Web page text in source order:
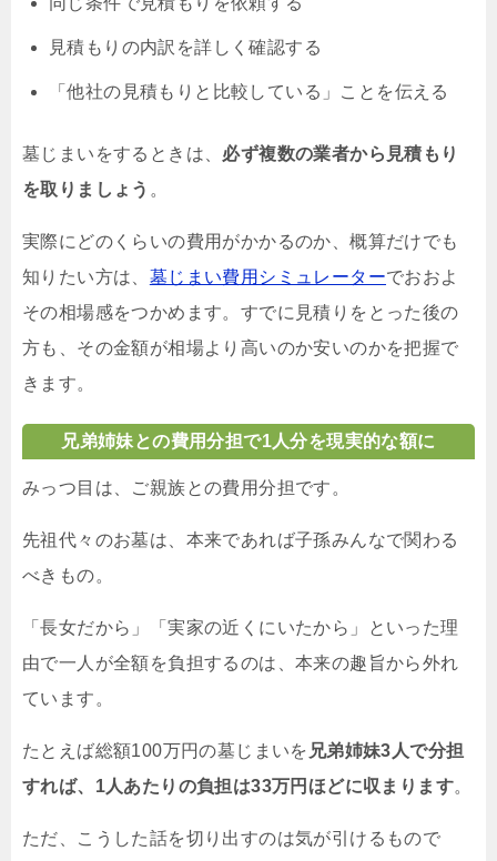
見積もりの内訳を詳しく確認する
「他社の見積もりと比較している」ことを伝える
墓じまいをするときは、 必ず複数の業者から見積もり
を取りましょう 。
実際にどのくらいの費用がかかるのか、概算だけでも
知りたい方は、 墓じまい費用シミュレーターでおおよ
その相場感をつかめます。すでに見積りをとった後の
方も、その金額が相場より高いのか安いのかを把握で
きます。
兄弟姉妹との費用分担で1人分を現実的な額に
みっつ目は、ご親族との費用分担です。
先祖代々のお墓は、本来であれば子孫みんなで関わる
べきもの。
「長女だから」「実家の近くにいたから」といった理
由で一人が全額を負担するのは、本来の趣旨から外れ
ています。
たとえば総額100万円の墓じまいを 兄弟姉妹3人で分担
すれば、1人あたりの負担は33万円ほどに収まります。
ただ、こうした話を切り出すのは気が引けるもので